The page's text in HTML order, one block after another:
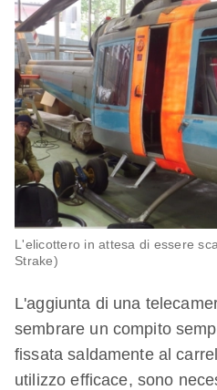
L'elicottero in attesa di essere
Strake)
L'aggiunta di una
sembrare un compito
fissata saldamente al
utilizzo efficace, sono